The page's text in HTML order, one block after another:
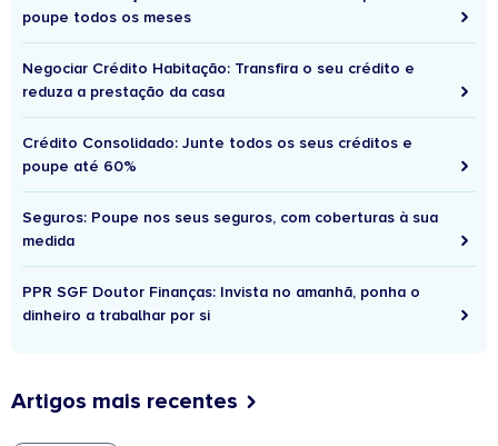
poupe todos os meses
Negociar Crédito Habitação: Transfira o seu crédito e
reduza a prestação da casa
Crédito Consolidado: Junte todos os seus créditos e
poupe até 60%
Seguros: Poupe nos seus seguros, com coberturas à sua
medida
PPR SGF Doutor Finanças: Invista no amanhã, ponha o
dinheiro a trabalhar por si
Artigos mais recentes